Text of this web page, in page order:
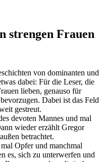
strengen Frauen
von dominanten und
dabei: Für die Leser, die
lieben, genauso für
Dabei ist das Feld
gestreut.
devoten Mannes und mal
wieder erzählt Gregor
betrachtet.
Opfer und manchmal
es, sich zu unterwerfen und